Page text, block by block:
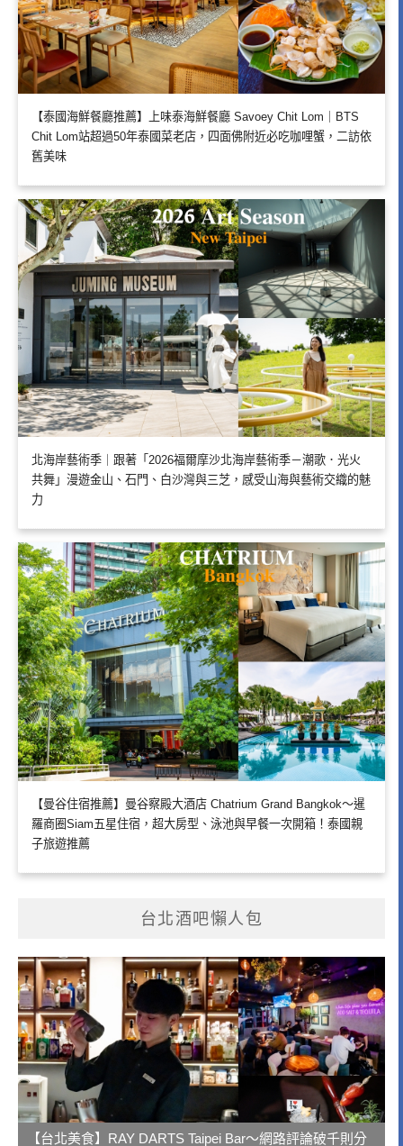
【泰國海鮮餐廳推薦】上味泰海鮮餐廳 Savoey Chit Lom｜BTS
Chit Lom站超過50年泰國菜老店，四面佛附近必吃咖哩蟹，二訪依
舊美味
北海岸藝術季｜跟著「2026福爾摩沙北海岸藝術季－潮歌．光火
共舞」漫遊金山、石門、白沙灣與三芝，感受山海與藝術交織的魅
力
【曼谷住宿推薦】曼谷察殿大酒店 Chatrium Grand Bangkok～暹
羅商圈Siam五星住宿，超大房型、泳池與早餐一次開箱！泰國親
子旅遊推薦
台北酒吧懶人包
【台北美食】RAY DARTS Taipei Bar～網路評論破千則分